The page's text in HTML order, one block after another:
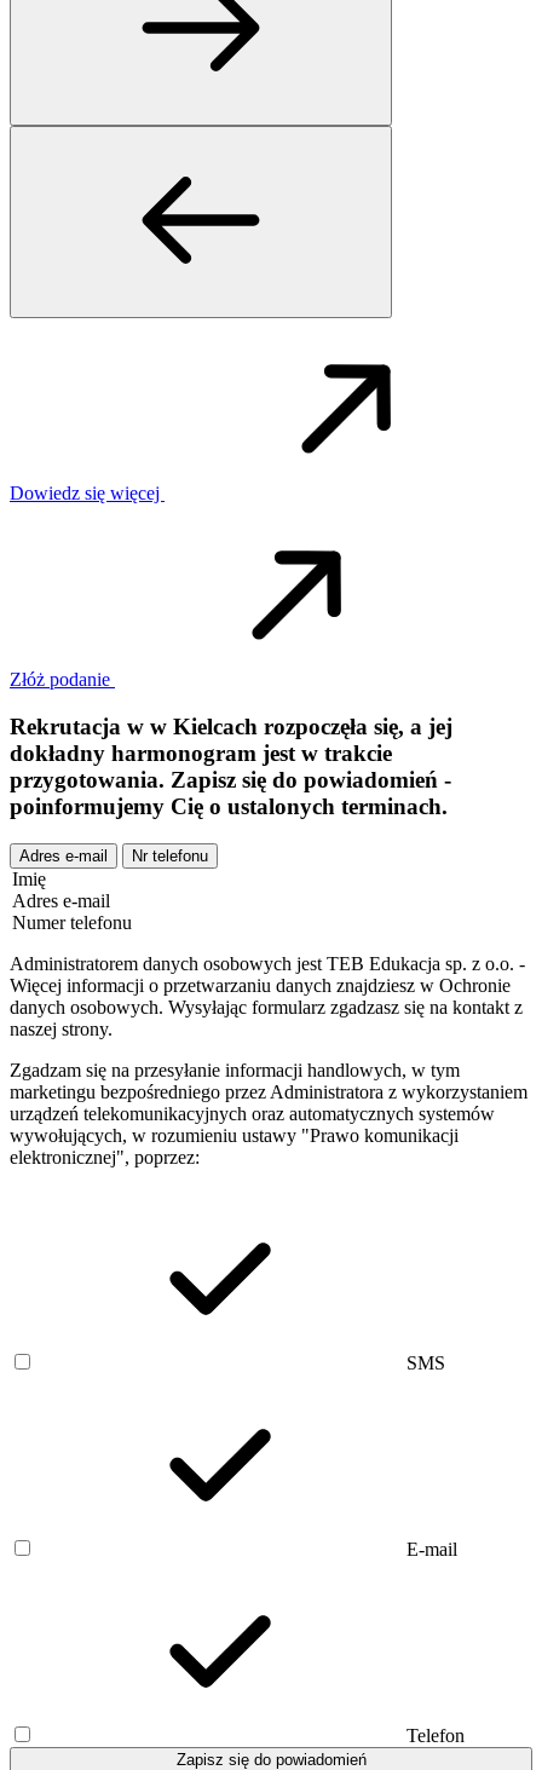
Dowiedz się więcej
Złóż podanie
Rekrutacja w w Kielcach rozpoczęła się, a jej
dokładny harmonogram jest w trakcie
przygotowania. Zapisz się do powiadomień -
poinformujemy Cię o ustalonych terminach.
Adres e-mail Nr telefonu
Imię
Adres e-mail
Numer telefonu
Administratorem danych osobowych jest TEB Edukacja sp. z o.o. -
Więcej informacji o przetwarzaniu danych znajdziesz w Ochronie
danych osobowych. Wysyłając formularz zgadzasz się na kontakt z
naszej strony.
Zgadzam się na przesyłanie informacji handlowych, w tym
marketingu bezpośredniego przez Administratora z wykorzystaniem
urządzeń telekomunikacyjnych oraz automatycznych systemów
wywołujących, w rozumieniu ustawy "Prawo komunikacji
elektronicznej", poprzez:
SMS
E-mail
Telefon
Zapisz się do powiadomień